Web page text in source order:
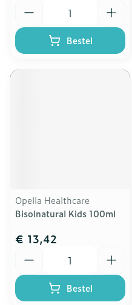
Bestel
Opella Healthcare
Bisolnatural Kids 100ml
€ 13,42
Bestel